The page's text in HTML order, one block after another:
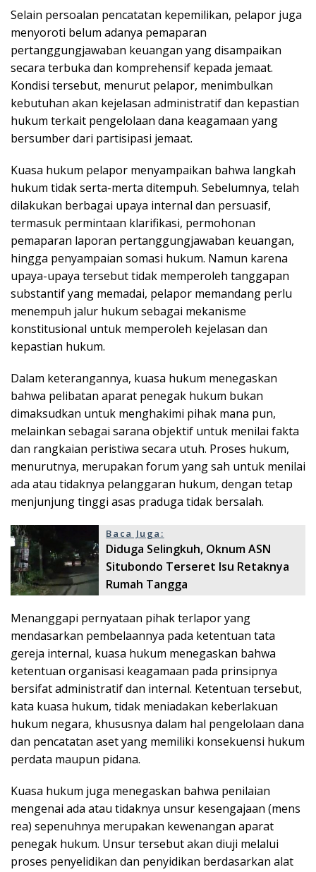
Selain persoalan pencatatan kepemilikan, pelapor juga
menyoroti belum adanya pemaparan
pertanggungjawaban keuangan yang disampaikan
secara terbuka dan komprehensif kepada jemaat.
Kondisi tersebut, menurut pelapor, menimbulkan
kebutuhan akan kejelasan administratif dan kepastian
hukum terkait pengelolaan dana keagamaan yang
bersumber dari partisipasi jemaat.
Kuasa hukum pelapor menyampaikan bahwa langkah
hukum tidak serta-merta ditempuh. Sebelumnya, telah
dilakukan berbagai upaya internal dan persuasif,
termasuk permintaan klarifikasi, permohonan
pemaparan laporan pertanggungjawaban keuangan,
hingga penyampaian somasi hukum. Namun karena
upaya-upaya tersebut tidak memperoleh tanggapan
substantif yang memadai, pelapor memandang perlu
menempuh jalur hukum sebagai mekanisme
konstitusional untuk memperoleh kejelasan dan
kepastian hukum.
Dalam keterangannya, kuasa hukum menegaskan
bahwa pelibatan aparat penegak hukum bukan
dimaksudkan untuk menghakimi pihak mana pun,
melainkan sebagai sarana objektif untuk menilai fakta
dan rangkaian peristiwa secara utuh. Proses hukum,
menurutnya, merupakan forum yang sah untuk menilai
ada atau tidaknya pelanggaran hukum, dengan tetap
menjunjung tinggi asas praduga tidak bersalah.
Baca Juga:
Diduga Selingkuh, Oknum ASN
Situbondo Terseret Isu Retaknya
Rumah Tangga
Menanggapi pernyataan pihak terlapor yang
mendasarkan pembelaannya pada ketentuan tata
gereja internal, kuasa hukum menegaskan bahwa
ketentuan organisasi keagamaan pada prinsipnya
bersifat administratif dan internal. Ketentuan tersebut,
kata kuasa hukum, tidak meniadakan keberlakuan
hukum negara, khususnya dalam hal pengelolaan dana
dan pencatatan aset yang memiliki konsekuensi hukum
perdata maupun pidana.
Kuasa hukum juga menegaskan bahwa penilaian
mengenai ada atau tidaknya unsur kesengajaan (mens
rea) sepenuhnya merupakan kewenangan aparat
penegak hukum. Unsur tersebut akan diuji melalui
proses penyelidikan dan penyidikan berdasarkan alat